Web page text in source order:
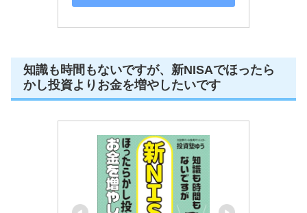
知識も時間もないですが、新NISAでほったら
かし投資よりお金を増やしたいです